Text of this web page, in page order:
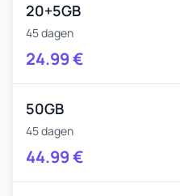
20+5GB
45 dagen
24.99€
50GB
45 dagen
44.99€